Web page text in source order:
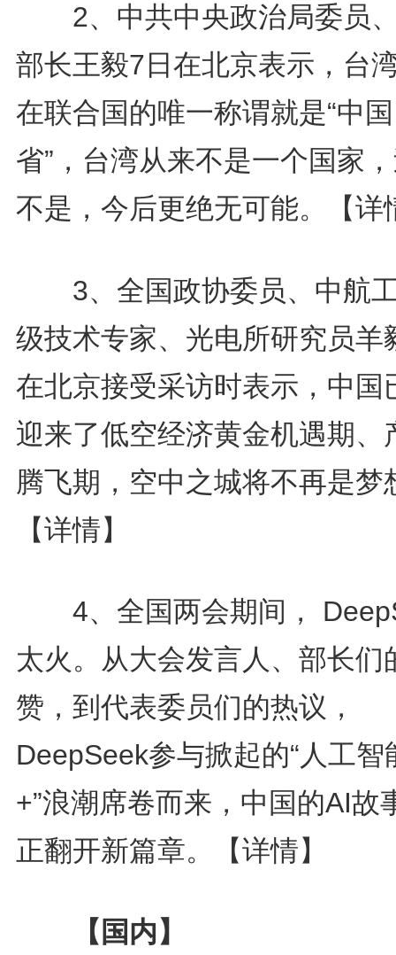
2、中共中央政治局委员
部长王毅7日在北京表示，台
在联合国的唯一称谓就是“中
省”，台湾从来不是一个国家
不是，今后更绝无可能。
【
3、全国政协委员、中航
级技术专家、光电所研究员羊
在北京接受采访时表示，中国
迎来了低空经济黄金机遇期、
腾飞期，空中之城将不再是梦
【详情】
4、全国两会期间，
太火。从大会发言人、部长们
赞，到代表委员们的热议，
DeepSeek参与掀起的“人工智
+”浪潮席卷而来，中国的AI故
正翻开新篇章。
【详情】
【国内】